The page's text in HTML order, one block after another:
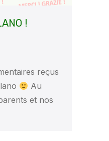
!
reçus
Au
et nos